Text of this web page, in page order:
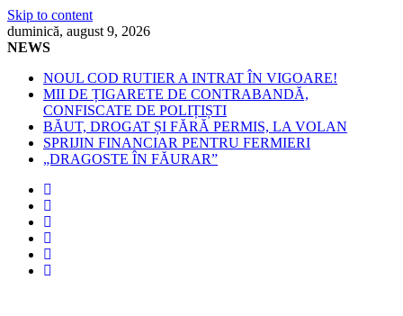
Skip to content
duminică, august 9, 2026
NEWS
NOUL COD RUTIER A INTRAT ÎN VIGOARE!
MII DE ȚIGARETE DE CONTRABANDĂ,
CONFISCATE DE POLIȚIȘTI
BĂUT, DROGAT ȘI FĂRĂ PERMIS, LA VOLAN
SPRIJIN FINANCIAR PENTRU FERMIERI
„DRAGOSTE ÎN FĂURAR”